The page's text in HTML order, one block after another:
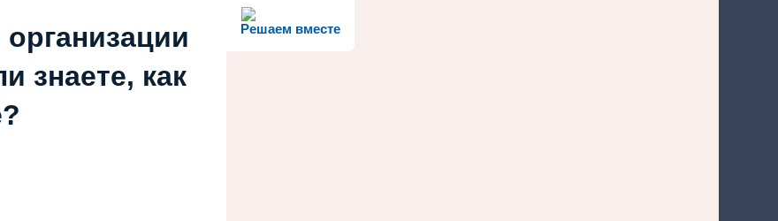
Решаем вместе
знаете, как